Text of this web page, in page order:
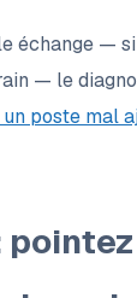
échange —
— le
poste mal